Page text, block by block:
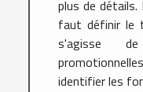
plus de détails.
faut définir le
s'agisse
identifier les